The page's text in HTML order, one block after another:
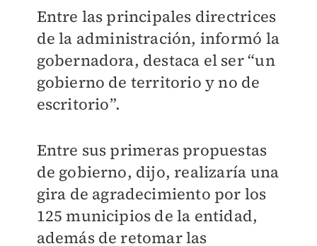
Entre las principales directrices
de la administración, informó la
gobernadora, destaca el ser “un
gobierno de territorio y no de
escritorio”.
Entre sus primeras propuestas
de gobierno, dijo, realizaría una
gira de agradecimiento por los
125 municipios de la entidad,
además de retomar las